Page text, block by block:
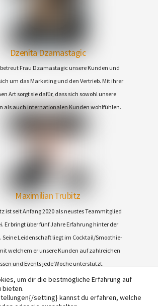
Dzenita Dzamastagic
betreut Frau Dzamastagic unsere Kunden und
um das Marketing und den Vertrieb. Mit ihrer
Art sorgt sie dafür, dass sich sowohl unsere
als auch internationalen Kunden wohlfühlen.
Maximilian Trubitz
ist seit Anfang 2020 als neustes Teammitglied
Er bringt über fünf Jahre Erfahrung hinter der
Seine Leidenschaft liegt im Cocktail/Smoothie-
welchem er unsere Kunden auf zahlreichen
und Events jede Woche unterstützt.
To
|AGB|Datenschutz|Kontakt|Über uns|
um dir die bestmögliche Erfahrung auf
bieten.
setting} kannst du erfahren, welche